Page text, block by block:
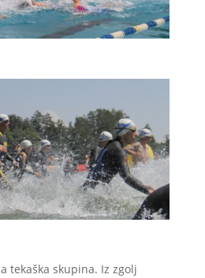
tekaška skupina. Iz zgolj